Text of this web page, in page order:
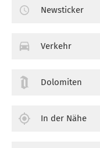
Newsticker
Verkehr
Dolomiten
In der Nähe